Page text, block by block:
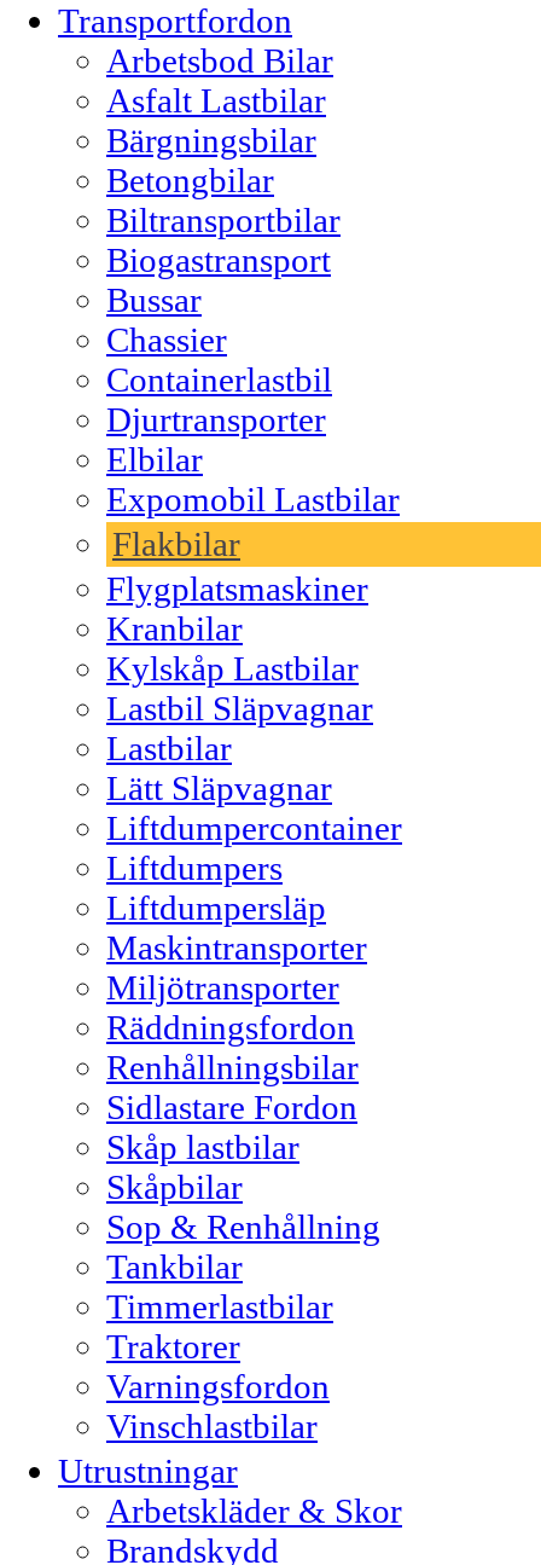
Transportfordon
Arbetsbod Bilar
Asfalt Lastbilar
Bärgningsbilar
Betongbilar
Biltransportbilar
Biogastransport
Bussar
Chassier
Containerlastbil
Djurtransporter
Elbilar
Expomobil Lastbilar
Flakbilar
Flygplatsmaskiner
Kranbilar
Kylskåp Lastbilar
Lastbil Släpvagnar
Lastbilar
Lätt Släpvagnar
Liftdumpercontainer
Liftdumpers
Liftdumpersläp
Maskintransporter
Miljötransporter
Räddningsfordon
Renhållningsbilar
Sidlastare Fordon
Skåp lastbilar
Skåpbilar
Sop & Renhållning
Tankbilar
Timmerlastbilar
Traktorer
Varningsfordon
Vinschlastbilar
Utrustningar
Arbetskläder & Skor
Brandskydd